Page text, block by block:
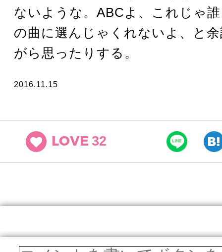
ないような。ABCよ、これじゃ
の曲に選んじゃくれないよ、と
がら思ったりする。
2016.11.15
LOVE 32